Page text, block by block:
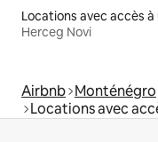
Locations avec accès à
Herceg Novi
Airbnb Monténégro
Locations avec